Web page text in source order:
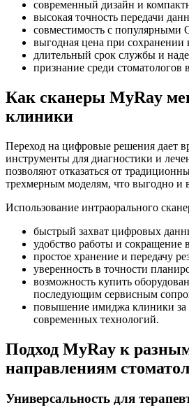
современный дизайн и
высокая точность передачи
совместимость с популярными
выгодная цена при сохранении
длительный срок службы и
признание среди стоматологов
Как сканеры MyRay
клиники
Переход на цифровые решения дает
инструменты для диагностики и
позволяют отказаться от
трехмерным моделям, что выгодно и
Использование интраорального
быстрый захват цифровых
удобство работы и сокращение
простое хранение и передачу
уверенность в точности
возможность купить
последующим сервисным
повышение имиджа клиники за
современных технологий.
Подход MyRay к
направлениям
Универсальность для